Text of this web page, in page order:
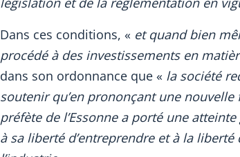
Dans ces conditions, « et quand bien
procédé à des investissements en
dans son ordonnance que « la société
soutenir qu’en prononçant une
préfète de l’Essonne a porté une
à sa liberté d’entreprendre et à la